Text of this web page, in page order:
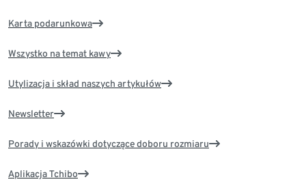
Karta podarunkowa
Wszystko na temat kawy
Utylizacja i skład naszych artykułów
Newsletter
Porady i wskazówki dotyczące doboru rozmiaru
Aplikacja Tchibo